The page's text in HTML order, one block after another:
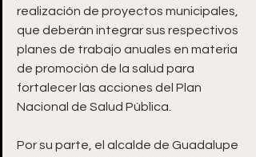
realización de proyectos municipales,
que deberán integrar sus respectivos
planes de trabajo anuales en materia
de promoción de la salud para
fortalecer las acciones del Plan
Nacional de Salud Pública.
Por su parte, el alcalde de Guadalupe